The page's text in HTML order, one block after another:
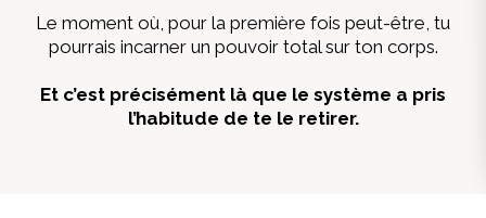
Le moment où, pour la première fois peut-être, tu
pourrais incarner un pouvoir total sur ton corps.
Et c’est précisément là que le système a pris
l’habitude de te le retirer.